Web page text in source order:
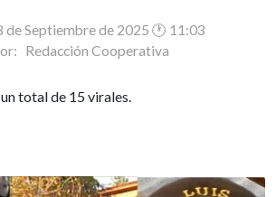
de Septiembre de 2025 🕐 11:03
Redacción Cooperativa
total de 15 virales.